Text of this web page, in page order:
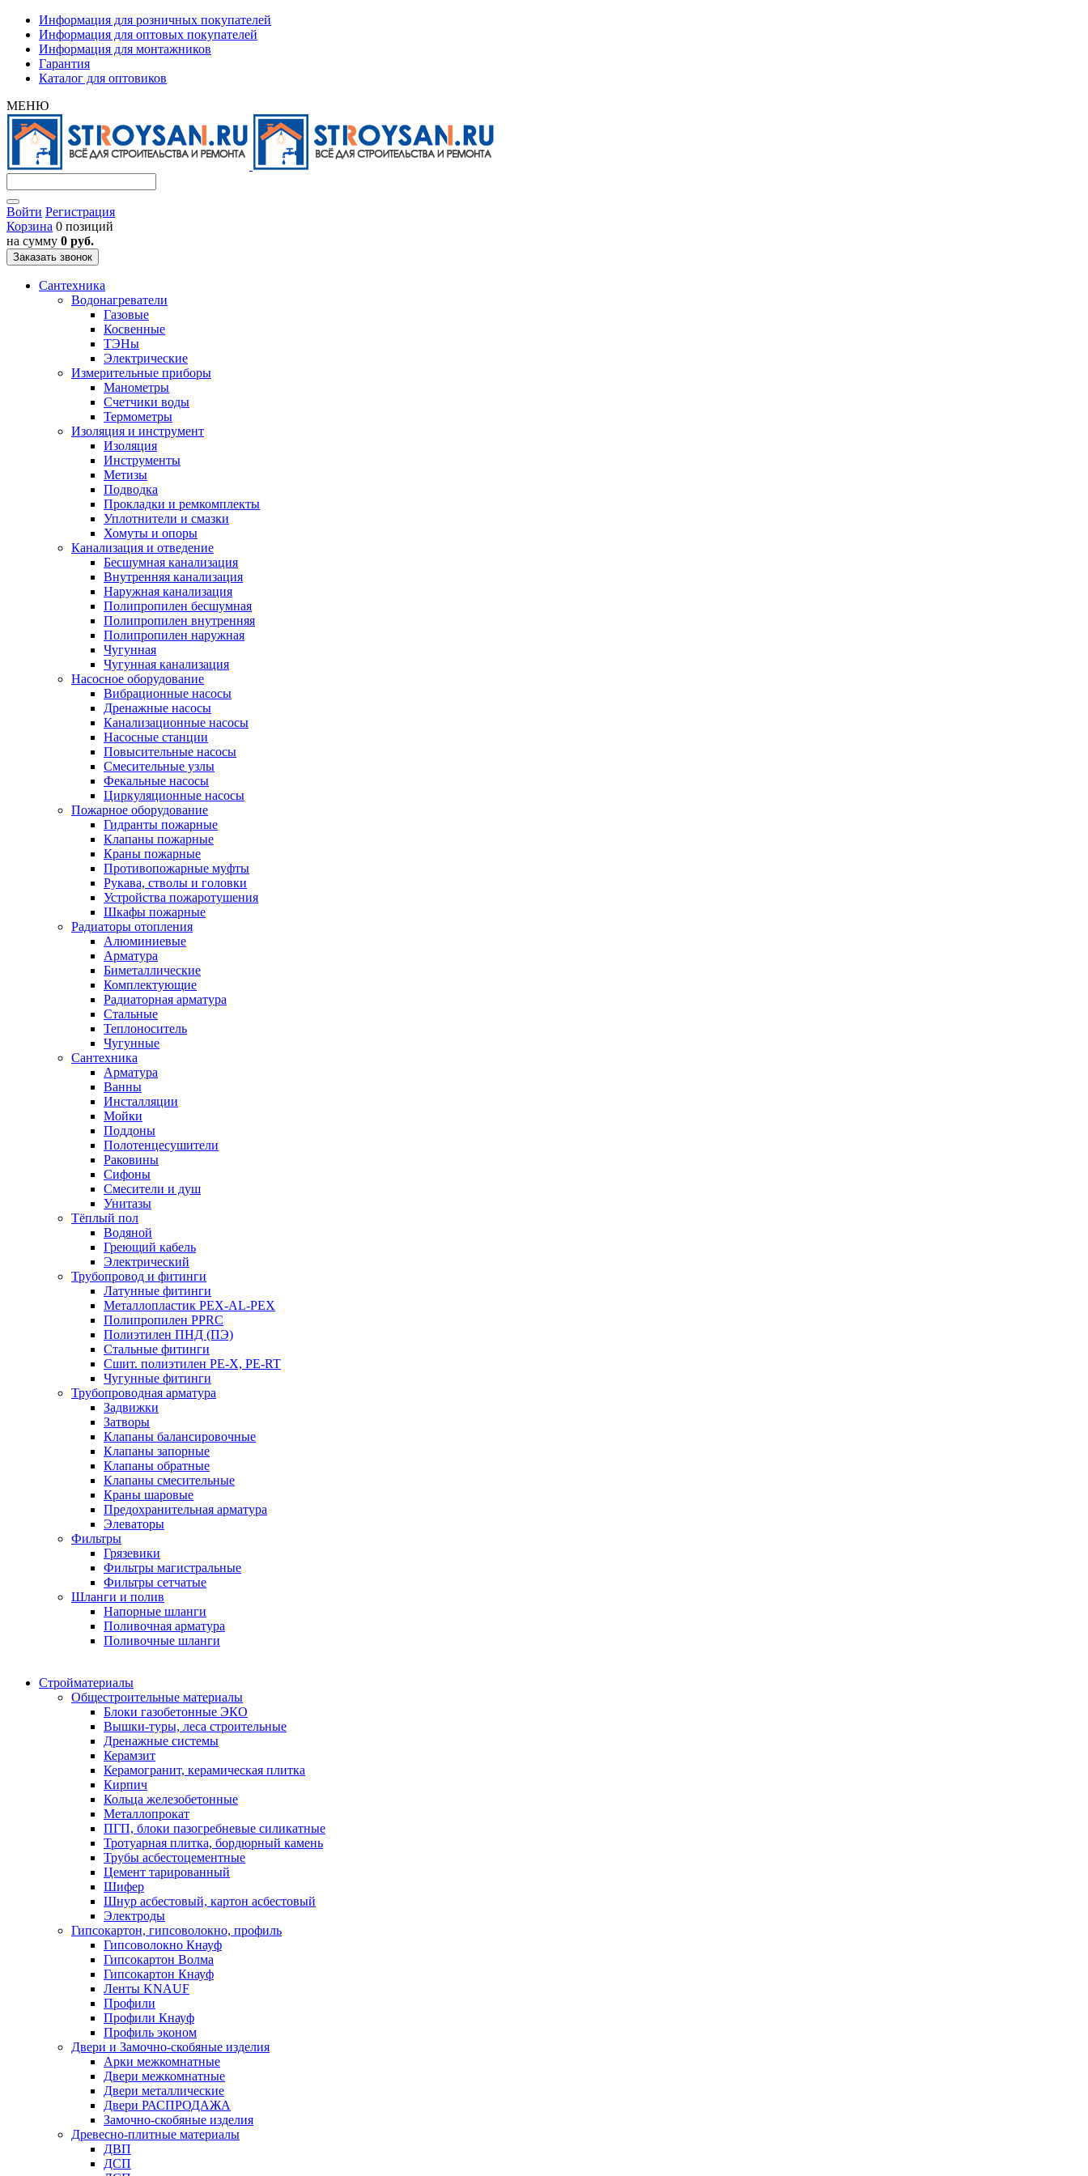
Информация для розничных покупателей
Информация для оптовых покупателей
Информация для монтажников
Гарантия
Каталог для оптовиков
МЕНЮ
Войти Регистрация
Корзина 0 позиций
на сумму 0 руб.
Заказать звонок
Сантехника
Водонагреватели
Газовые
Косвенные
ТЭНы
Электрические
Измерительные приборы
Манометры
Счетчики воды
Термометры
Изоляция и инструмент
Изоляция
Инструменты
Метизы
Подводка
Прокладки и ремкомплекты
Уплотнители и смазки
Хомуты и опоры
Канализация и отведение
Бесшумная канализация
Внутренняя канализация
Наружная канализация
Полипропилен бесшумная
Полипропилен внутренняя
Полипропилен наружная
Чугунная
Чугунная канализация
Насосное оборудование
Вибрационные насосы
Дренажные насосы
Канализационные насосы
Насосные станции
Повысительные насосы
Смесительные узлы
Фекальные насосы
Циркуляционные насосы
Пожарное оборудование
Гидранты пожарные
Клапаны пожарные
Краны пожарные
Противопожарные муфты
Рукава, стволы и головки
Устройства пожаротушения
Шкафы пожарные
Радиаторы отопления
Алюминиевые
Арматура
Биметаллические
Комплектующие
Радиаторная арматура
Стальные
Теплоноситель
Чугунные
Сантехника
Арматура
Ванны
Инсталляции
Мойки
Поддоны
Полотенцесушители
Раковины
Сифоны
Смесители и душ
Унитазы
Тёплый пол
Водяной
Греющий кабель
Электрический
Трубопровод и фитинги
Латунные фитинги
Металлопластик PEX-AL-PEX
Полипропилен PPRC
Полиэтилен ПНД (ПЭ)
Стальные фитинги
Сшит. полиэтилен PE-X, PE-RT
Чугунные фитинги
Трубопроводная арматура
Задвижки
Затворы
Клапаны балансировочные
Клапаны запорные
Клапаны обратные
Клапаны смесительные
Краны шаровые
Предохранительная арматура
Элеваторы
Фильтры
Грязевики
Фильтры магистральные
Фильтры сетчатые
Шланги и полив
Напорные шланги
Поливочная арматура
Поливочные шланги
Стройматериалы
Oбщестроительные материалы
Блоки газобетонные ЭКО
Вышки-туры, леса строительные
Дренажные системы
Керамзит
Керамогранит, керамическая плитка
Кирпич
Кольца железобетонные
Металлопрокат
ПГП, блоки пазогребневые силикатные
Тротуарная плитка, бордюрный камень
Трубы асбестоцементные
Цемент тарированный
Шифер
Шнур асбестовый, картон асбестовый
Электроды
Гипсокартон, гипсоволокно, профиль
Гипсоволокно Кнауф
Гипсокартон Волма
Гипсокартон Кнауф
Ленты KNAUF
Профили
Профили Кнауф
Профиль эконом
Двери и Замочно-скобяные изделия
Арки межкомнатные
Двери межкомнатные
Двери металлические
Двери РАСПРОДАЖА
Замочно-скобяные изделия
Древесно-плитные материалы
ДВП
ДСП